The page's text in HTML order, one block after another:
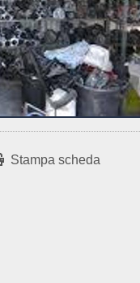
Stampa scheda